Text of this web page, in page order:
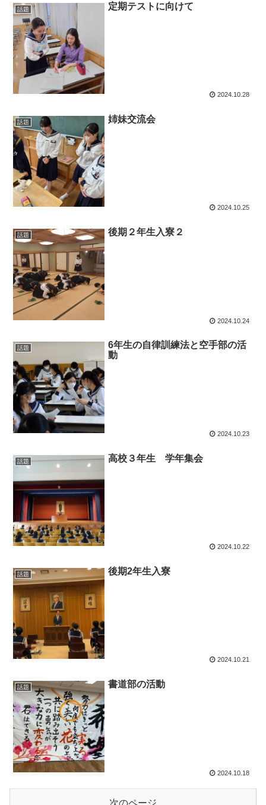
話題 定期テストに向けて
2024.10.28
話題 姉妹交流会
2024.10.25
話題 後期２年生入寮２
2024.10.24
話題
6年生の自律訓練法と空手部の活
動
2024.10.23
話題 高校３年生 学年集会
2024.10.22
話題 後期2年生入寮
2024.10.21
話題 書道部の活動
2024.10.18